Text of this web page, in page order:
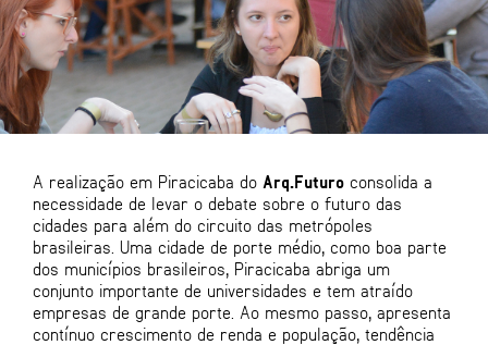
A realização em Piracicaba do Arq.Futuro consolida a
necessidade de levar o debate sobre o futuro das
cidades para além do circuito das metrópoles
brasileiras. Uma cidade de porte médio, como boa parte
dos municípios brasileiros, Piracicaba abriga um
conjunto importante de universidades e tem atraído
empresas de grande porte. Ao mesmo passo, apresenta
contínuo crescimento de renda e população, tendência